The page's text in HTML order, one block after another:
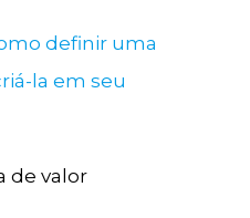
definir uma
la em seu